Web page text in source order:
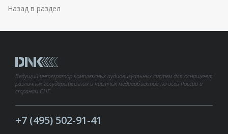
Назад в раздел
Ведущий интегратор комплексных аудиовизуальных систем для оснащения
различных государственных и частных медиаобъектов по всей России и
странам СНГ.
+7 (495) 502-91-41